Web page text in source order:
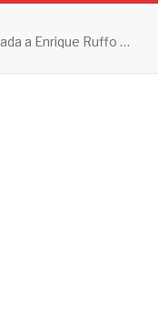
Detienen a apoderada de empresa ligada a Enrique Ruffo por investigación de Huachicol Fiscal